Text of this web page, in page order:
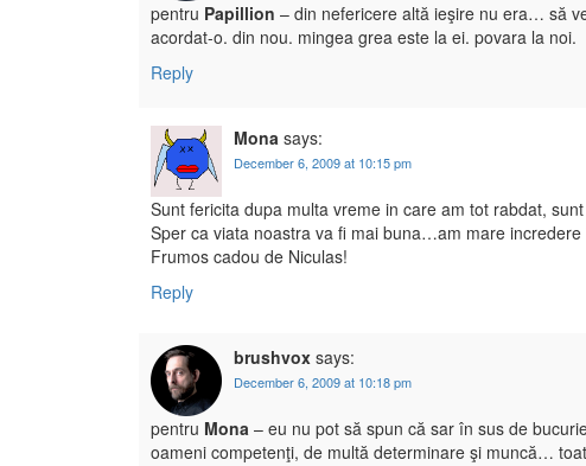
pentru Papillion – din nefericere altă ieşire nu era… să
acordat-o. din nou. mingea grea este la ei. povara la noi.
Reply
Mona says:
December 6, 2009 at 10:15 pm
Sunt fericita dupa multa vreme in care am tot rabdat,
Sper ca viata noastra va fi mai buna…am mare incredere
Frumos cadou de Niculas!
Reply
brushvox says:
December 6, 2009 at 10:18 pm
pentru Mona – eu nu pot să spun că sar în sus de
oameni competenţi, de multă determinare şi muncă…